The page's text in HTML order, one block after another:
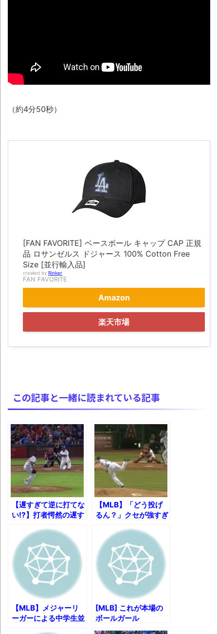
「これで11万取られたの!?」あるX民が玄関
【07日の新刊】「魔女と傭兵 9」「転生
「題名のない音楽会」ゲーム音楽批判から
36年 ～因果な逆転劇～
50歳になりました
『FF15』が発売10周年！ノクティスフィギ
ュアなどが当たる記念くじが登場です
みんななんだかんだ言ってお金持ってんじ
「アメリカのヤンキーがアジア人にケンカ
を売った結果ｗｗｗ」 ほか
マケイン9巻＆アニメ公式ガイド感想
果速報（仮）
体験談：仕事で同じビルの中に入っている
グループ会社の嫁子 [ほのぼの]
葉月つばさちゃん、昔から見てるんだけど
かなりお姉さんになったね
壊れたエアコンと歌えないボク
バージョンアップ情報更新 AOMEI
Backupper Standard 8.3.0 などバージョンア
ップ
高嶋ちさ子、ダウン症の姉が暴行事件！事
件の一部始終と衝撃の結末
【呆然】北海道旅行ワイ「ウニイクラ丼特
盛で食うぞ！！！うおおおおおおお
お！！！！！」→結
（約4分50秒）
[FAN FAVORITE] ベースボール キャップ CAP 正規
品 ロサンゼルス ドジャース 100% Cotton Free
Size [並行輸入品]
created by Rinker
FAN FAVORITE
Amazon
楽天市場
この記事と一緒に読まれている記事
【遅すぎて逆に打てな
い!?】打者愕然の遅す
め【MLB】
【MLB】「どう投げ
るん？」クセが強すぎ
22選ｗ
【MLB】メジャーリ
ーガーによる中学生並
[MLB] これが本場の
ボールガール